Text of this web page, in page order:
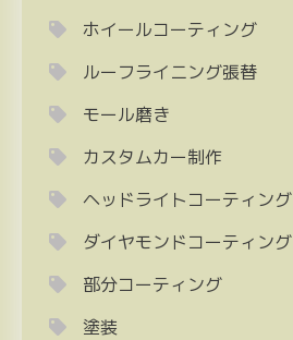
ホイールコーティング
ルーフライニング張替
モール磨き
カスタムカー制作
ヘッドライトコーティング
ダイヤモンドコーティング
部分コーティング
塗装